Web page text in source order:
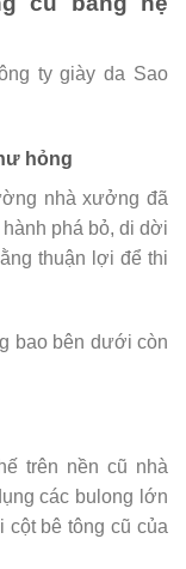
ty giày da Sao
hỏng
nhà xưởng đã
phá bỏ, di dời
thuận lợi để thi
bao bên dưới còn
trên nền cũ nhà
các bulong lớn
cột bê tông cũ của